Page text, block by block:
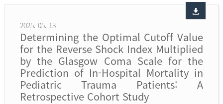
2025. 05. 13
Determining the Optimal Cutoff Value
for the Reverse Shock Index Multiplied
by the Glasgow Coma Scale for the
Prediction of In-Hospital Mortality in
Pediatric Trauma Patients: A
Retrospective Cohort Study